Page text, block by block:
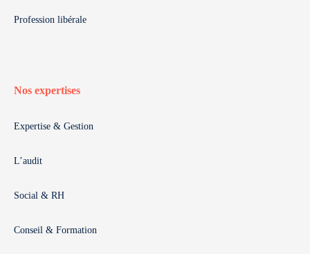
Profession libérale
Nos expertises
Expertise & Gestion
L’audit
Social & RH
Conseil & Formation